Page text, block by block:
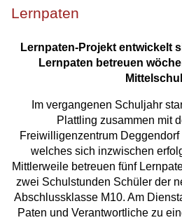
Lernpaten
Lernpaten-Projekt entwickelt
Lernpaten betreuen
Im vergangenen Schuljahr
Plattling zusammen mit
Freiwilligenzentrum
welches sich inzwischen
Mittlerweile betreuen fünf
zwei Schulstunden Schüler der
Abschlussklasse M10. Am
Paten und Verantwortliche zu